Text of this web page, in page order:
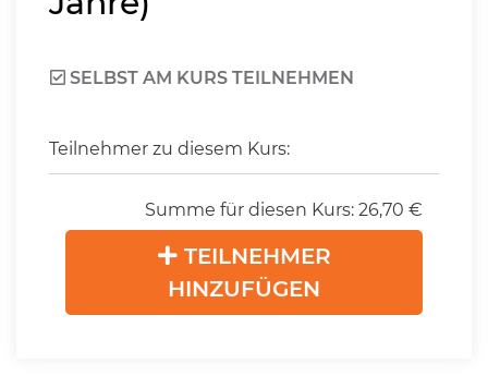
SELBST AM KURS TEILNEHMEN
Teilnehmer zu diesem Kurs:
Summe für diesen Kurs: 26,70 €
TEILNEHMER
HINZUFÜGEN